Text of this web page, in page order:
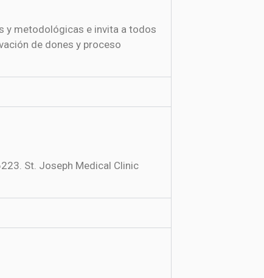
y metodológicas e invita a todos
de dones y proceso
St. Joseph Medical Clinic